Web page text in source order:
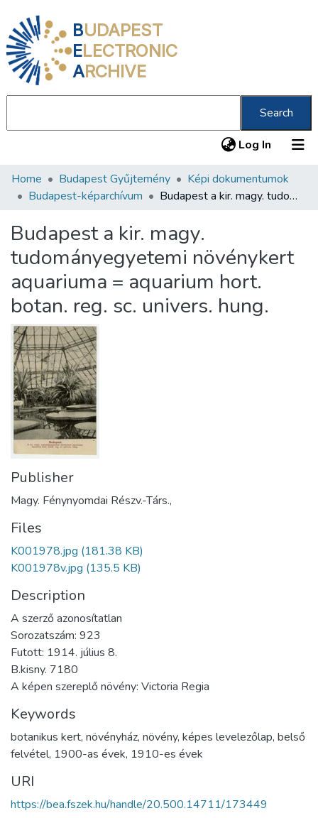
BUDAPEST
ELECTRONIC
ARCHIVE
Search
Log In (current)
Communities & Collections
Statistics
About us
Home Budapest Gyűjtemény
Képi dokumentumok
Budapest-képarchívum
Budapest a kir. magy. tudományegyetemi növénykert aquariuma = aquarium hort. botan. reg. sc. univers. hung.
Budapest a kir. magy.
tudományegyetemi növénykert
aquariuma = aquarium hort.
botan. reg. sc. univers. hung.
Publisher
Magy. Fénynyomdai Részv.-Társ.,
Files
K001978.jpg (181.38 KB)
K001978v.jpg (135.5 KB)
Description
A szerző azonosítatlan
Sorozatszám: 923
Futott: 1914. július 8.
B.kisny. 7180
A képen szereplő növény: Victoria Regia
Keywords
botanikus kert, növényház, növény, képes levelezőlap, belső
felvétel, 1900-as évek, 1910-es évek
URI
https://bea.fszek.hu/handle/20.500.14711/173449